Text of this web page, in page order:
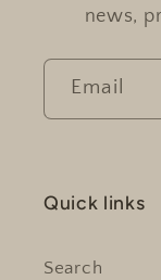
news,
Email
Quick links
Search